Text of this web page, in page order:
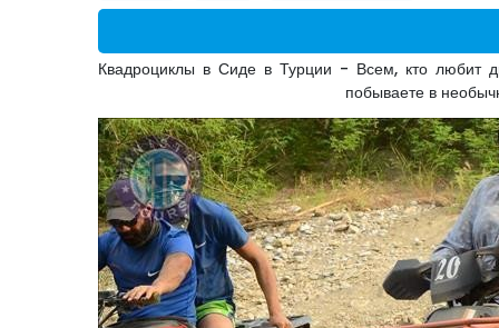
Квадроциклы в Сиде в Турции - Всем, кто любит
побываете в